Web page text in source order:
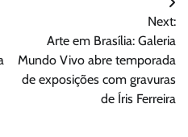
Next:
Arte em Brasília: Galeria
Mundo Vivo abre temporada
de exposições com gravuras
de Íris Ferreira